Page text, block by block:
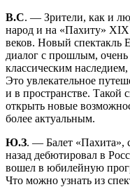
В.С. — Зрители, как и
народ и на «Пахиту»
веков. Новый спектакль
диалог с прошлым,
классическим
Это увлекательное
и в пространстве. Такой
открыть новые
более актуальным.
Ю.З. — Балет «Пахита»,
назад дебютировал в
вошел в юбилейную
Что можно узнать из